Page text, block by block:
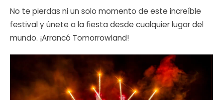
No te pierdas ni un solo momento de este increíble
festival y únete a la fiesta desde cualquier lugar del
mundo. ¡Arrancó Tomorrowland!